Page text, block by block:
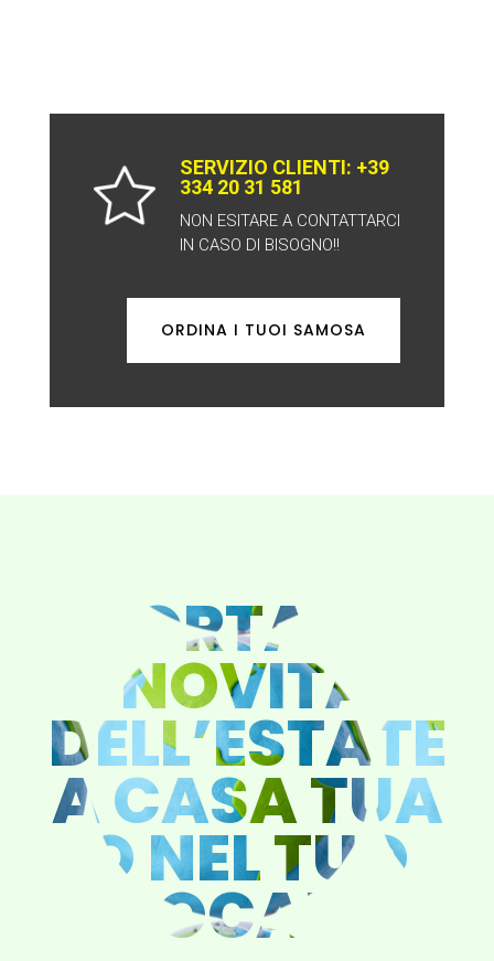
SERVIZIO CLIENTI: +39
334 20 31 581
NON ESITARE A CONTATTARCI
IN CASO DI BISOGNO!!
ORDINA I TUOI SAMOSA
PORTA LA
NOVITÀ
DELL’ESTATE
A CASA TUA
O NEL TUO
LOCALE